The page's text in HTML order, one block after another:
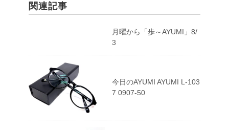
関連記事
月曜から「歩～AYUMI」8/
3
今日のAYUMI AYUMI L-103
7 0907-50